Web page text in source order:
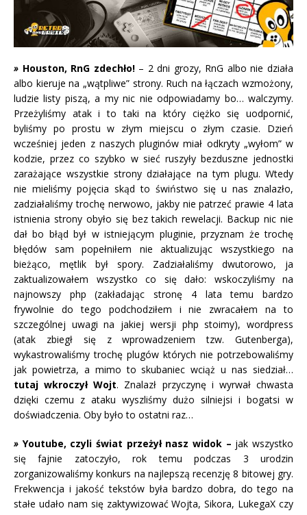
» Houston, RnG zdechło!– 2 dni grozy, RnG albo nie działa
albo kieruje na „wątpliwe” strony. Ruch na łączach wzmożony,
ludzie listy piszą, a my nic nie odpowiadamy bo… walczymy.
Przeżyliśmy atak i to taki na który ciężko się uodpornić,
byliśmy po prostu w złym miejscu o złym czasie. Dzień
wcześniej jeden z naszych pluginów miał odkryty „wyłom” w
kodzie, przez co szybko w sieć ruszyły bezduszne jednostki
zarażające wszystkie strony działające na tym plugu. Wtedy
nie mieliśmy pojęcia skąd to świństwo się u nas znalazło,
zadziałaliśmy trochę nerwowo, jakby nie patrzeć prawie 4 lata
istnienia strony obyło się bez takich rewelacji. Backup nic nie
dał bo błąd był w istniejącym pluginie, przyznam że trochę
błędów sam popełniłem nie aktualizując wszystkiego na
bieżąco, mętlik był spory. Zadziałaliśmy dwutorowo, ja
zaktualizowałem wszystko co się dało: wskoczyliśmy na
najnowszy php (zakładając stronę 4 lata temu bardzo
frywolnie do tego podchodziłem i nie zwracałem na to
szczególnej uwagi na jakiej wersji php stoimy), wordpress
(atak zbiegł się z wprowadzeniem tzw. Gutenberga),
wykastrowaliśmy trochę plugów których nie potrzebowaliśmy
jak powietrza, a mimo to skubaniec wciąż u nas siedział…
tutaj wkroczył Wojt. Znalazł przyczynę i wyrwał chwasta
dzięki czemu z ataku wyszliśmy dużo silniejsi i bogatsi w
doświadczenia. Oby było to ostatni raz…
» Youtube, czyli świat przeżył nasz widok – jak wszystko
się fajnie zatoczyło, rok temu podczas 3 urodzin
zorganizowaliśmy konkurs na najlepszą recenzję 8 bitowej gry.
Frekwencja i jakość tekstów była bardzo dobra, do tego na
stałe udało nam się zaktywizować Wojta, Sikora, LukegaX czy